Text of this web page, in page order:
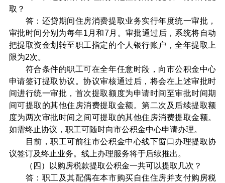
取？
答：还贷期间住房消费提取业务实行年度统一审批，
审批时间分别为每年1月和7月。审批通过后，系统将自动
把提取资金划转至职工指定的个人银行账户，全年提取上
限为2次。
符合条件的职工可在全年任意时段，向市公积金中心
申请签订提取协议。协议审核通过后，将会在上述审批时
间进行统一审批，首次提取额度为申请时间至审批时间期
间可提取的其他住房消费提取金额。第二次及后续提取额
度为两次审批时间之间可提取的其他住房消费提取金额。
如需终止协议，职工可随时向市公积金中心申请办理。
目前，职工可前往市公积金中心线下窗口办理提取协
议签订及终止业务。线上办理服务将于后续推出。
（四）以购房税款提取公积金一共可以提取几次？
答：职工及其配偶在本市购买自住住房并支付购房税